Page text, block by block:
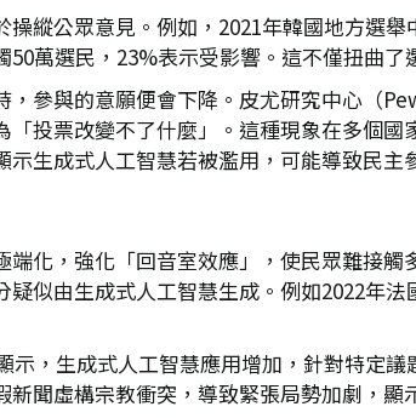
縱公眾意見。例如，2021年韓國地方選
萬選民，23%表示受影響。這不僅扭曲
，參與的意願便會下降。皮尤研究中心（
投票改變不了什麼」。這種現象在多個
生成式人工智慧若被濫用，可能導致民主
化，強化「回音室效應」，使民眾難接
似由生成式人工智慧生成。例如2022年
示，生成式人工智慧應用增加，針對特定
聞虛構宗教衝突，導致緊張局勢加劇，